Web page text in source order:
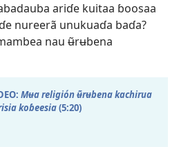
ariɗe kuitaa ɓoosaa
nureerã unukuaɗa baɗa?
nau ʉ̃rʉbena
Mʉa religión ʉ̃rʉbena kachirua
koɓeesia(5:20)